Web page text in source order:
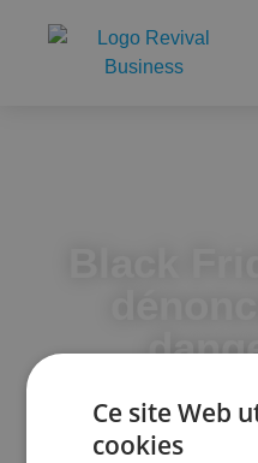
Ce site Web
cookies